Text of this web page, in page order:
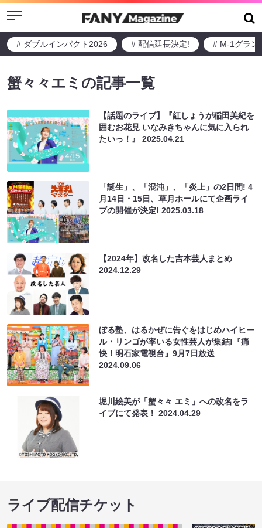
Menu
# ダブルインパクト2026 # 配信延長決定! # M-1グラン
蟹々々エミの記事一覧
【話題のライブ】『紅しょうが稲田美紀を
囲むお花見 いなみきちゃんに気に入られ
たいっ！』2025.04.21
「誕生」、「混沌」、「炎上」の2日間! 4
月14日・15日、草月ホールにて企画ライ
ブの開催が決定!2025.03.18
【2024年】改名した吉本芸人まとめ
2024.12.29
ぼる塾、はるかぜに告ぐをはじめハイヒー
ル・リンゴが率いる女性芸人が集結!『痛
快！明石家電視台』9月7日放送
2024.09.06
堀川絵美が「蟹々々 エミ」への改名をラ
イブにて発表！2024.04.29
ライブ配信チケット